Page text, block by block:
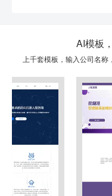
AI模板
上千套模板，输入公司名